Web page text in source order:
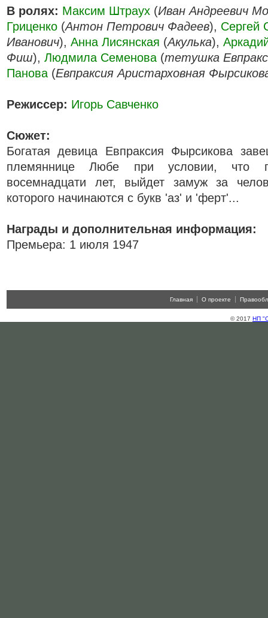
В ролях: Максим Штраух (Иван Андреевич
Гриценко (Антон Петрович Фадеев), Сергей
Иванович), Анна Лисянская (Акулька),
Фиш), Людмила Семенова (тетушка
Панова (Евпраксия Аристарховная
Режиссер: Игорь Савченко
Сюжет:
Богатая девица Евпраксия Фырсикова
племяннице Любе при условии, что
восемнадцати лет, выйдет замуж за
которого начинаются с букв 'аз' и 'ферт'...
Награды и дополнительная информация:
Премьера: 1 июля 1947
Главная О проекте
© 2017 НП